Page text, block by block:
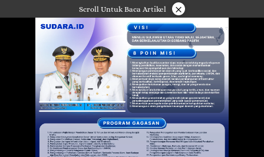
ke
Scroll Untuk Baca Artikel ×